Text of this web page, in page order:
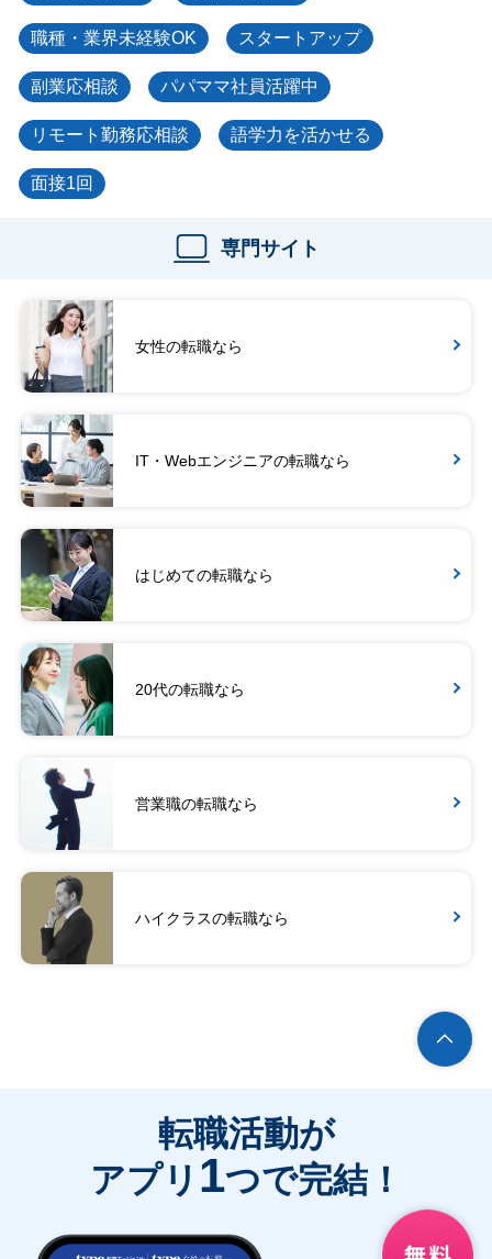
職種・業界未経験OK スタートアップ
副業応相談 パパママ社員活躍中
リモート勤務応相談 語学力を活かせる
面接1回
専門サイト
女性の転職なら
IT・Webエンジニアの転職なら
はじめての転職なら
20代の転職なら
営業職の転職なら
ハイクラスの転職なら
転職活動が
アプリ 1つで完結！